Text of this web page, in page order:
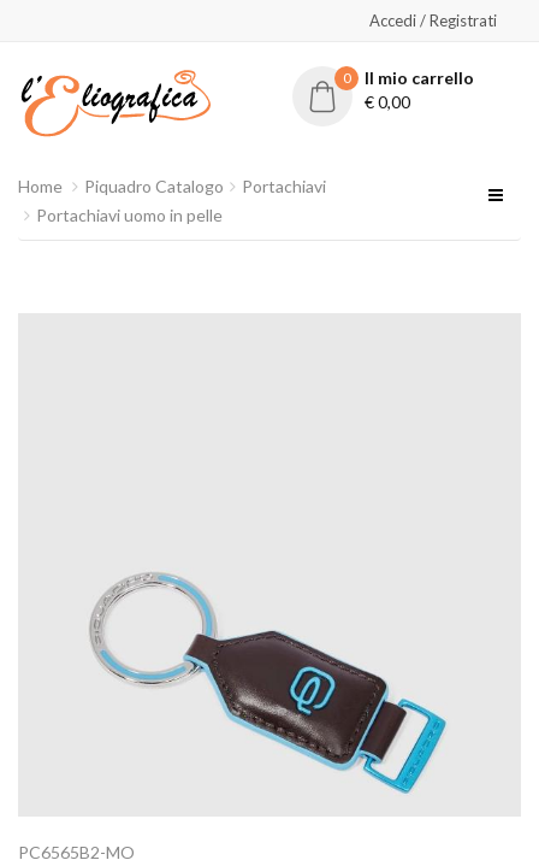
Accedi / Registrati
0
Il mio carrello
€0,00
Home Piquadro Catalogo
Portachiavi
Portachiavi uomo in pelle
PC6565B2-MO